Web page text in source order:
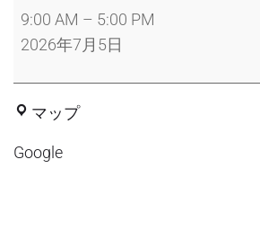
古
屋】
AED
コ
9:00 AM – 5:00 PM
2026年7月5日
マップ名
Google